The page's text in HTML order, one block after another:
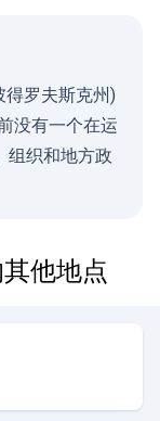
得罗夫斯克州)
没有一个在运
组织和地方政
他地点